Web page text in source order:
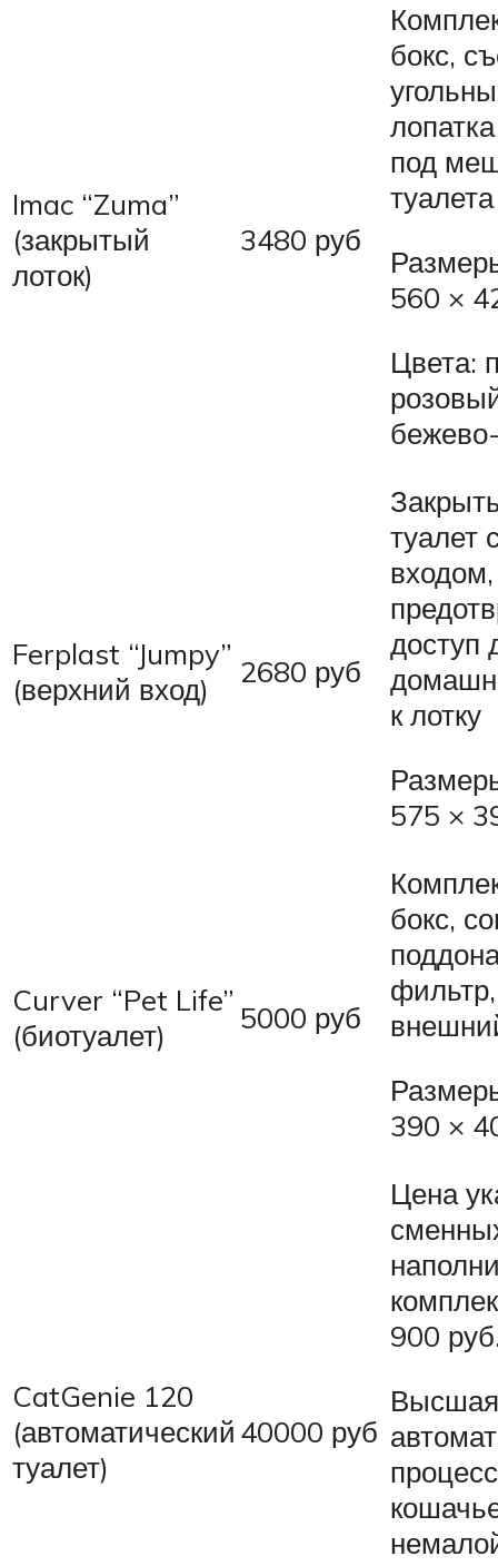
Imac “Zuma”
(закрытый
лоток)
3480 руб
бокс,
под
туалета
560 ×
Цвета:
Ferplast “Jumpy”
(верхний вход)
2680 руб
туалет
доступ
к лотку
575 ×
Curver “Pet Life”
(биотуалет)
5000 руб
бокс,
390 ×
CatGenie 120
(автоматический
туалет)
40000 руб
Цена
900